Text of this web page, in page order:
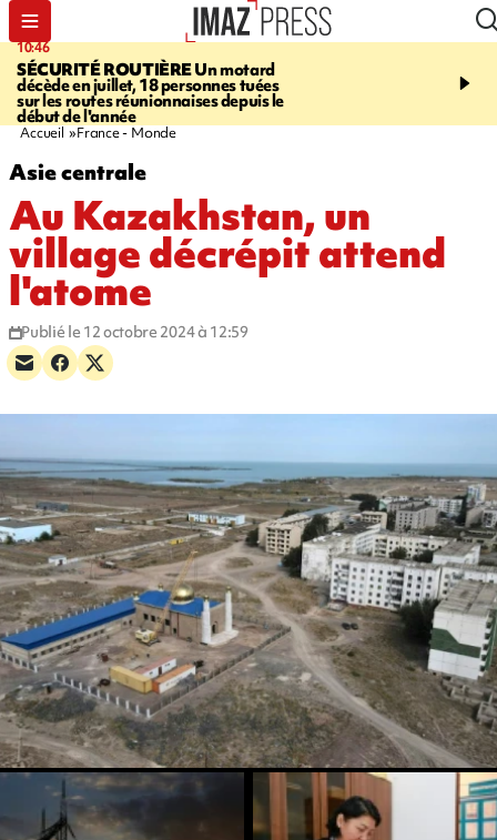
10:46
SÉCURITÉ ROUTIÈREUn motard
décède en juillet, 18 personnes tuées
sur les routes réunionnaises depuis le
début de l'année
13:49
mineurs - un courrier
Accueil France - Monde
Asie centrale
Au Kazakhstan, un
village décrépit attend
l'atome
Publié le 12 octobre 2024 à 12:59